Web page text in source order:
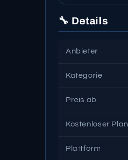
🔧 Details
Anbieter
Kategorie
Preis ab
Kostenloser Plan
Plattform